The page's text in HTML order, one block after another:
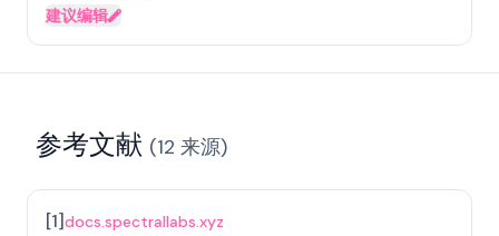
建议编辑
参考文献 (12 来源)
[1]docs.spectrallabs.xyz